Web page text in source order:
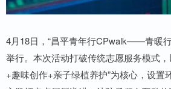
4月18日，“昌平青年行CPwalk——青暖
举行。本次活动打破传统志愿服务模式
+趣味创作+亲子绿植养护”为核心，设置